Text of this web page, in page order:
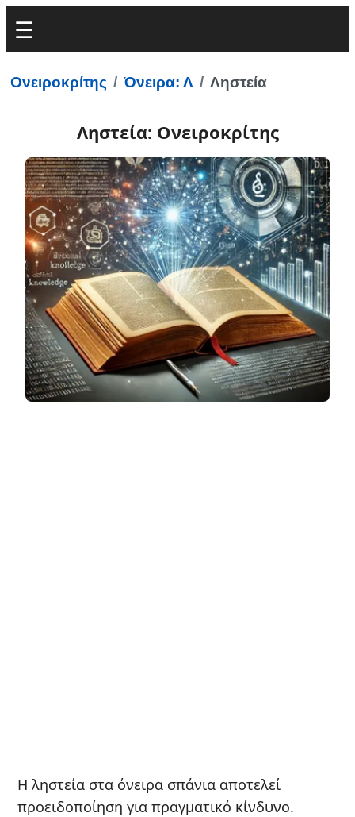
Ονειροκρίτης Όνειρα: Λ Ληστεία
Ληστεία: Ονειροκρίτης
Η ληστεία στα όνειρα σπάνια αποτελεί
προειδοποίηση για πραγματικό κίνδυνο.